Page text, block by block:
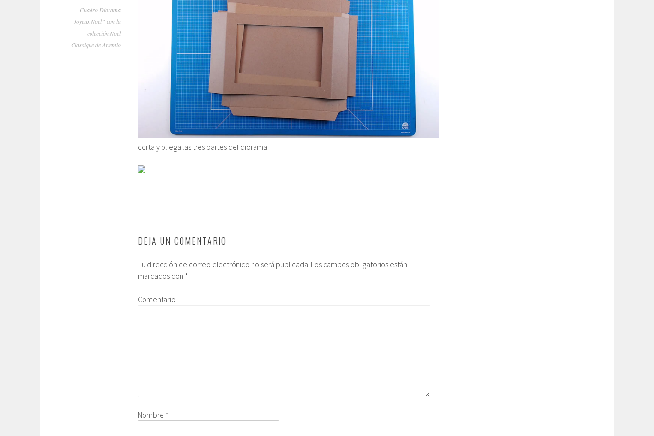
Cuadro Diorama
“Joyeux Noël” con la
colección Noël
Classique de Artemio
corta y pliega las tres partes del diorama
DEJA UN COMENTARIO
Tu dirección de correo electrónico no será publicada. Los campos obligatorios están
marcados con *
Comentario
Nombre *